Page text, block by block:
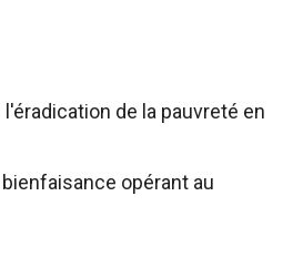
de la pauvreté en
opérant au